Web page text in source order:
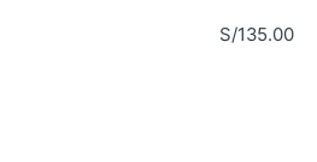
S/135.00